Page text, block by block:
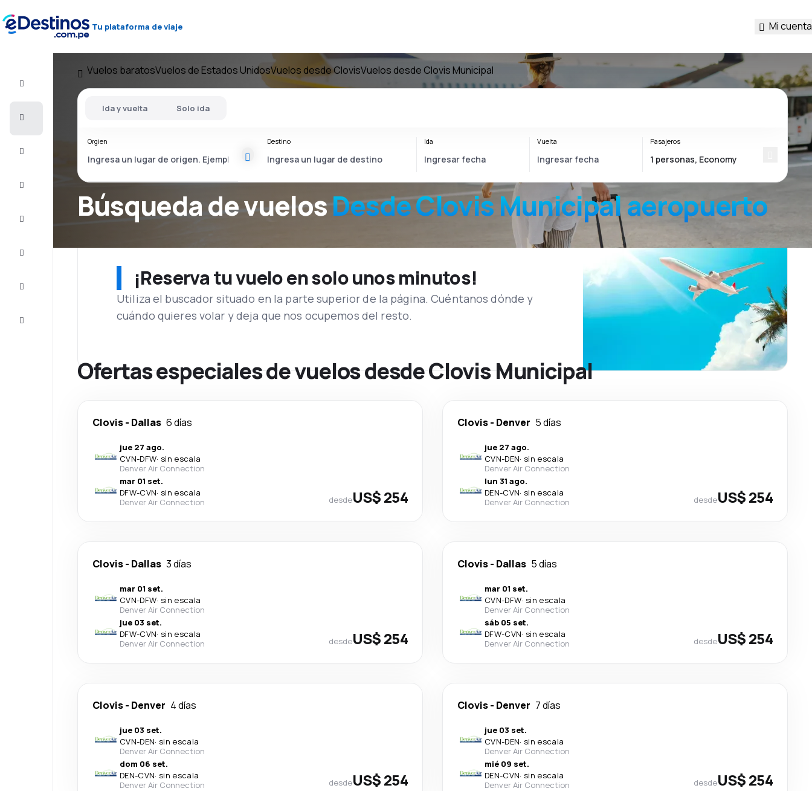
Tu plataforma de viaje Mi cuenta
Completa
Vuelos baratosVuelos de Estados UnidosVuelos desde ClovisVuelos desde Clovis Municipal
Búsqueda de vuelosDesdeClovis Municipalaeropuerto
Ida y vuelta Solo ida
Orgien Destino Ida Vuelta Pasajeros
¡Reserva tu vuelo en solo unos minutos!
Utiliza el buscador situado en la parte superior de la página. Cuéntanos dónde y
cuándo quieres volar y deja que nos ocupemos del resto.
Ofertas especiales de vuelos desde Clovis Municipal
Clovis- Dallas 6 días
jue 27 ago.
CVN-DFW· sin escala
Denver Air Connection
mar 01 set.
DFW-CVN· sin escala
Denver Air Connection
desdeUS$ 254
Clovis- Denver 5 días
jue 27 ago.
CVN-DEN· sin escala
Denver Air Connection
lun 31 ago.
DEN-CVN· sin escala
Denver Air Connection
desdeUS$ 254
Clovis- Dallas 3 días
mar 01 set.
CVN-DFW· sin escala
Denver Air Connection
jue 03 set.
DFW-CVN· sin escala
Denver Air Connection
desdeUS$ 254
Clovis- Dallas 5 días
mar 01 set.
CVN-DFW· sin escala
Denver Air Connection
sáb 05 set.
DFW-CVN· sin escala
Denver Air Connection
desdeUS$ 254
Clovis- Denver 4 días
jue 03 set.
CVN-DEN· sin escala
Denver Air Connection
dom 06 set.
DEN-CVN· sin escala
Denver Air Connection
desdeUS$ 254
Clovis- Denver 7 días
jue 03 set.
CVN-DEN· sin escala
Denver Air Connection
mié 09 set.
DEN-CVN· sin escala
Denver Air Connection
desdeUS$ 254